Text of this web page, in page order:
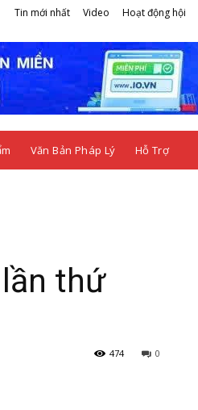
Tin mới nhất Video Hoạt động hội
Văn Bản Pháp Lý Hỗ Trợ
thứ
0
474